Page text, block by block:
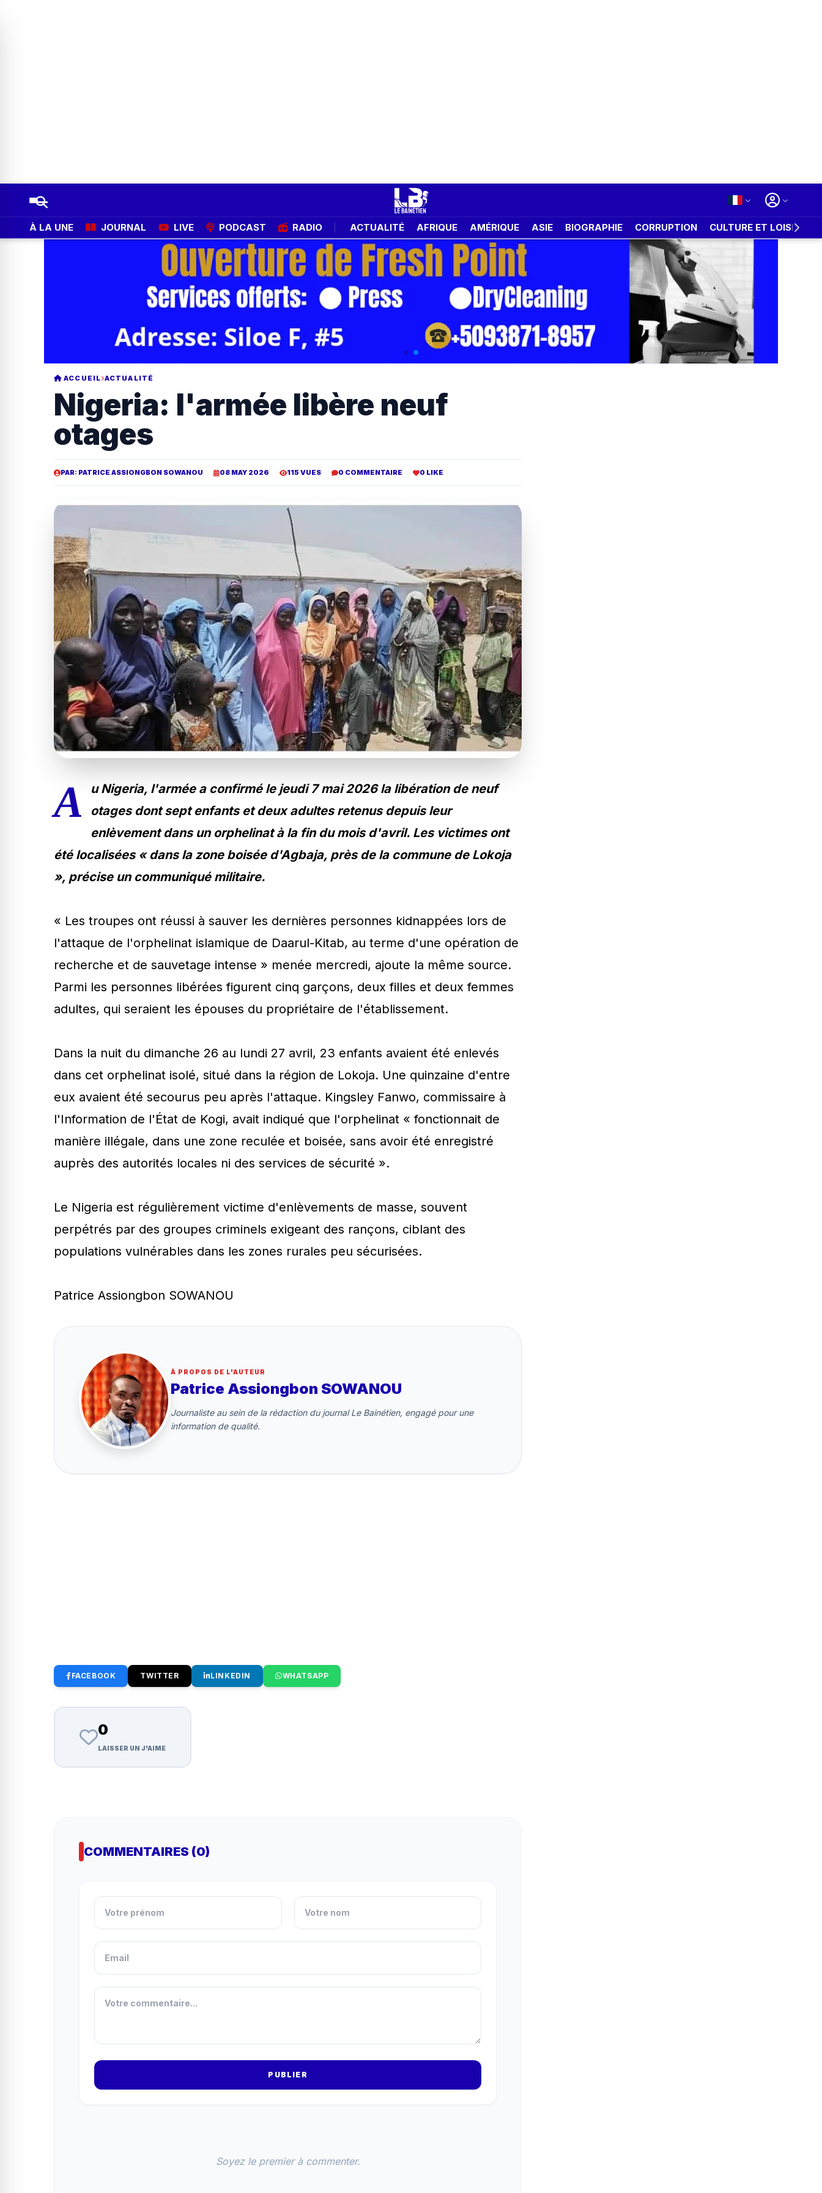
À LA UNE JOURNAL LIVE PODCAST RADIO ACTUALITÉ AFRIQUE AMÉRIQUE ASIE BIOGRAPHIE CORRUPTION CULTURE ET LOISIRS
ACCUEIL ACTUALITÉ
Nigeria: l'armée libère neuf
otages
PAR: PATRICE ASSIONGBON SOWANOU 08 MAY 2026 115 VUES 0 COMMENTAIRE 0 LIKE
A
u Nigeria, l'armée a confirmé le jeudi 7 mai 2026 la libération de neuf
otages dont sept enfants et deux adultes retenus depuis leur
enlèvement dans un orphelinat à la fin du mois d'avril. Les victimes ont
été localisées « dans la zone boisée d'Agbaja, près de la commune de Lokoja
», précise un communiqué militaire.
« Les troupes ont réussi à sauver les dernières personnes kidnappées lors de
l'attaque de l'orphelinat islamique de Daarul-Kitab, au terme d'une opération de
recherche et de sauvetage intense » menée mercredi, ajoute la même source.
Parmi les personnes libérées figurent cinq garçons, deux filles et deux femmes
adultes, qui seraient les épouses du propriétaire de l'établissement.
Dans la nuit du dimanche 26 au lundi 27 avril, 23 enfants avaient été enlevés
dans cet orphelinat isolé, situé dans la région de Lokoja. Une quinzaine d'entre
eux avaient été secourus peu après l'attaque. Kingsley Fanwo, commissaire à
l'Information de l'État de Kogi, avait indiqué que l'orphelinat « fonctionnait de
manière illégale, dans une zone reculée et boisée, sans avoir été enregistré
auprès des autorités locales ni des services de sécurité ».
Le Nigeria est régulièrement victime d'enlèvements de masse, souvent
perpétrés par des groupes criminels exigeant des rançons, ciblant des
populations vulnérables dans les zones rurales peu sécurisées.
Patrice Assiongbon SOWANOU
À PROPOS DE L'AUTEUR
Patrice Assiongbon SOWANOU
Journaliste au sein de la rédaction du journal Le Bainétien, engagé pour une
information de qualité.
FACEBOOK TWITTER LINKEDIN WHATSAPP
0
LAISSER UN J'AIME
COMMENTAIRES (0)
PUBLIER
Soyez le premier à commenter.